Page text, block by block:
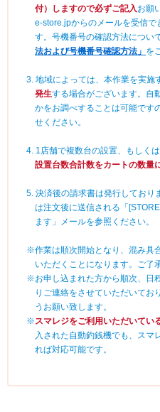
付）しますので必ずご記入 お願
e-store.jpからのメールを受信で
す。号機番号の確認方法につい
法および号機番号確認方法」 を
3. 地域によっては、本作業を実施
発生する場合がございます。自
かをお調べすることは可能です
せください。
4. 1店舗で複数台の設置、もしく
設置台数合計数をカートの数量
5. 決済後の請求書は発行しており
は注文後に送信される「
ます」メールを参照ください。
※作業は順次開始となり、混み具
いただくことになります。ご了
※お申し込まれた方から順次、日
りご連絡をさせていただいてお
うお願い致します。
※ スマレジをご利用いただいてい
入された自動釣銭機でも、スマ
れば対応可能です。